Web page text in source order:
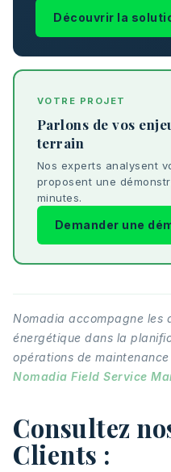
Découvrir la
VOTRE PROJET
Parlons de vos
terrain
Nos experts analysent
proposent une
minutes.
Demander une
Nomadia accompagne les
énergétique dans la
opérations de
Nomadia Field Service
Consultez
Clients :